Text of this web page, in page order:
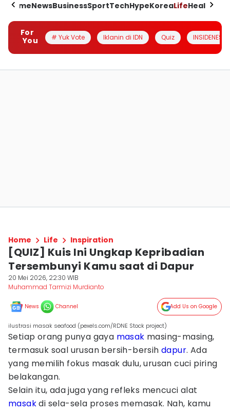
HomeNewsBusinessSportTechHypeKoreaLifeHealth
For
You
# Yuk Vote Iklanin di IDN Quiz INSIDENESIA
Home Life Inspiration
[QUIZ] Kuis Ini Ungkap Kepribadian
Tersembunyi Kamu saat di Dapur
20 Mei 2026, 22:30 WIB
Muhammad Tarmizi Murdianto
News Channel Add Us on Google
ilustrasi masak seafood (pexels.com/RDNE Stock project)
Setiap orang punya gaya masak masing-masing,
termasuk soal urusan bersih-bersih dapur. Ada
yang memilih fokus masak dulu, urusan cuci piring
belakangan.
Selain itu, ada juga yang refleks mencuci alat
masakdi sela-sela proses memasak. Nah, kamu